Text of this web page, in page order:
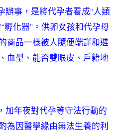
定
制
代
孕
母
親
別〉
中
辦事，是將代孕者看成“人類
孵化器”。供卵女孩和代孕母
商品一樣被人隨便端詳和遴
血型、能否雙眼皮、戶籍地
加年夜對代孕等守法行動的
為因醫學緣由無法生養的利